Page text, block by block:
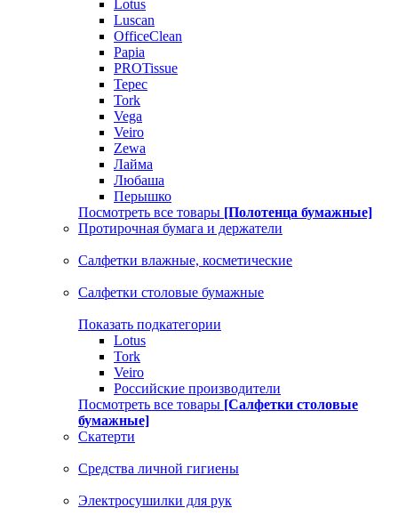
Lotus
Luscan
OfficeClean
Papia
PROTissue
Tepec
Tork
Vega
Veiro
Zewa
Лайма
Любаша
Перышко
Посмотреть все товары [Полотенца бумажные]
Протирочная бумага и держатели
Салфетки влажные, косметические
Салфетки столовые бумажные
Показать подкатегории
Lotus
Tork
Veiro
Российские производители
Посмотреть все товары [Салфетки столовые
бумажные]
Скатерти
Средства личной гигиены
Электросушилки для рук